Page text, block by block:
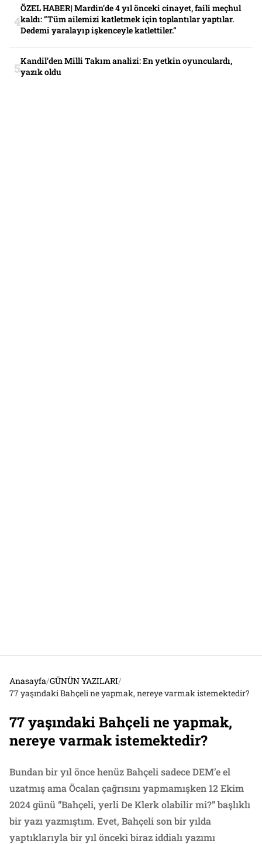
ÖZEL HABER| Mardin’de 4 yıl önceki cinayet, faili meçhul
kaldı: “Tüm ailemizi katletmek için toplantılar yaptılar.
Dedemi yaralayıp işkenceyle katlettiler.”
Kandil’den Milli Takım analizi: En yetkin oyunculardı,
yazık oldu
Anasayfa/GÜNÜN YAZILARI/
77 yaşındaki Bahçeli ne yapmak, nereye varmak istemektedir?
77 yaşındaki Bahçeli ne yapmak,
nereye varmak istemektedir?
Bundan bir yıl önce henüz Bahçeli sadece DEM’e el
uzatmış ama Öcalan çağrısını yapmamışken 12 Ekim
2024 günü “Bahçeli, yerli De Klerk olabilir mi?” başlıklı
bir yazı yazmıştım. Evet, Bahçeli son bir yılda
yaptıklarıyla bir yıl önceki biraz iddialı yazımı